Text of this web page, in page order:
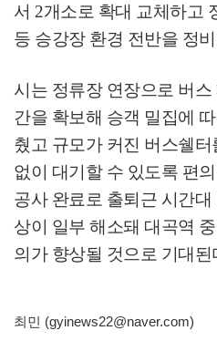
서 2개소로 확대 교체하고
등 승강장 환경 전반을 정
시는 정류장 연장으로 버
간을 확보해 승객 밀집에
췄고 규모가 커진 버스쉘
없이 대기할 수 있도록 편
공사 완료로 출퇴근 시간
상이 일부 해소돼 대곡역
의가 향상될 것으로 기대된
최민 (gyinews22@naver.com)